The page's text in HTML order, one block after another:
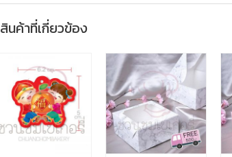
สินค้าที่เกี่ยวข้อง